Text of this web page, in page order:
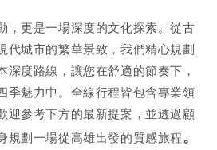
，更是一場深度的文化探索。從古
代城市的繁華景致，我們精心規劃
深度路線，讓您在舒適的節奏下，
季魅力中。全線行程皆包含專業領
迎參考下方的最新提案，並透過顧
規劃一場從高雄出發的質感旅程。